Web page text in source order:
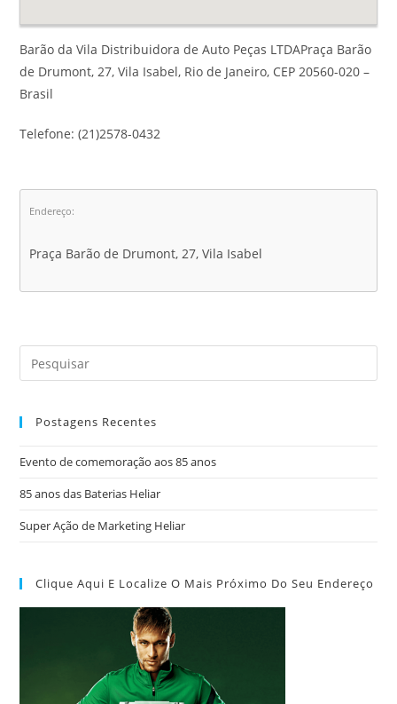
Barão da Vila Distribuidora de Auto Peças LTDAPraça Barão
de Drumont, 27, Vila Isabel, Rio de Janeiro, CEP 20560-020 –
Brasil
Telefone: (21)2578-0432
Endereço:
Praça Barão de Drumont, 27, Vila Isabel
Postagens Recentes
Evento de comemoração aos 85 anos
85 anos das Baterias Heliar
Super Ação de Marketing Heliar
Clique Aqui E Localize O Mais Próximo Do Seu Endereço